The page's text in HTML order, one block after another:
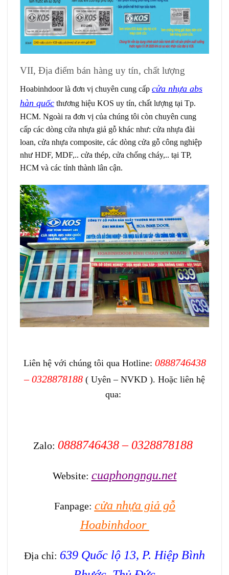
VII, Địa điểm bán hàng uy tín, chất lượng
Hoabinhdoor là đơn vị chuyên cung cấp cửa nhựa abs
hàn quốc thương hiệu KOS uy tín, chất lượng tại Tp.
HCM. Ngoài ra đơn vị của chúng tôi còn chuyên cung
cấp các dòng cửa nhựa giả gỗ khác như: cửa nhựa đài
loan, cửa nhựa composite, các dòng cửa gỗ công nghiệp
như HDF, MDF,.. cửa thép, cửa chống cháy,.. tại TP,
HCM và các tỉnh thành lân cận.
Liên hệ với chúng tôi qua Hotline: 0888746438
– 0328878188 ( Uyên – NVKD ). Hoặc liên hệ
qua:
Zalo: 0888746438 – 0328878188
Website: cuaphongngu.net
Fanpage: cửa nhựa giả gỗ
Hoabinhdoor
Địa chỉ: 639 Quốc lộ 13, P. Hiệp Bình